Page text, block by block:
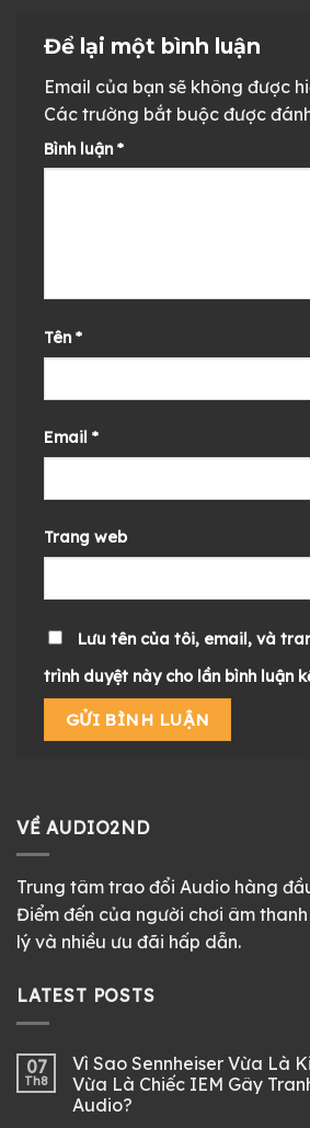
Để lại một bình luận
Email của bạn sẽ không được
Các trường bắt buộc được
Bình luận *
Tên *
Email *
Trang web
Lưu tên của tôi, email, và
trình duyệt này cho lần bình luận
VỀ AUDIO2ND
Trung tâm trao đổi Audio hàng
Điểm đến của người chơi âm
lý và nhiều ưu đãi hấp dẫn.
LATEST POSTS
07
Th8
Vì Sao Sennheiser Vừa Là
Vừa Là Chiếc IEM Gây
Audio?